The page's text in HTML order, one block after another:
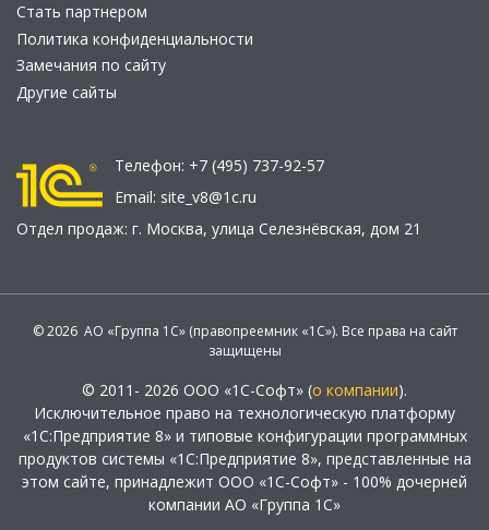
Стать партнером
Политика конфиденциальности
Замечания по сайту
Другие сайты
Телефон: +7 (495) 737-92-57
Email: site_v8@1c.ru
Отдел продаж: г. Москва, улица Селезнёвская, дом 21
© 2026 АО «Группа 1С» (правопреемник «1С»). Все права на сайт
защищены
© 2011- 2026 ООО «1С-Софт» (о компании).
Исключительное право на технологическую платформу
«1С:Предприятие 8» и типовые конфигурации программных
продуктов системы «1С:Предприятие 8», представленные на
этом сайте, принадлежит ООО «1С-Софт» - 100% дочерней
компании АО «Группа 1С»